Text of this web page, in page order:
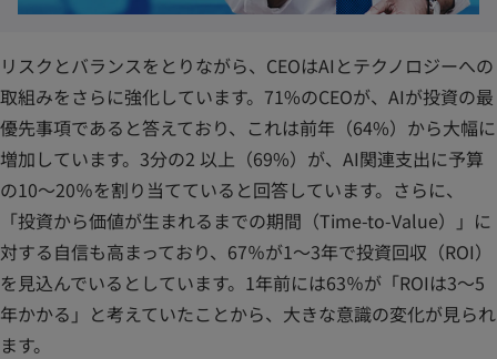
リスクとバランスをとりながら、CEOはAIとテクノロジーへの
取組みをさらに強化しています。71%のCEOが、AIが投資の最
優先事項であると答えており、これは前年（64%）から大幅に
増加しています。3分の2 以上（69%）が、AI関連支出に予算
の10～20％を割り当てていると回答しています。さらに、
「投資から価値が生まれるまでの期間（Time-to-Value）」に
対する自信も高まっており、67％が1～3年で投資回収（ROI）
を見込んでいるとしています。1年前には63％が「ROIは3～5
年かかる」と考えていたことから、大きな意識の変化が見られ
ます。